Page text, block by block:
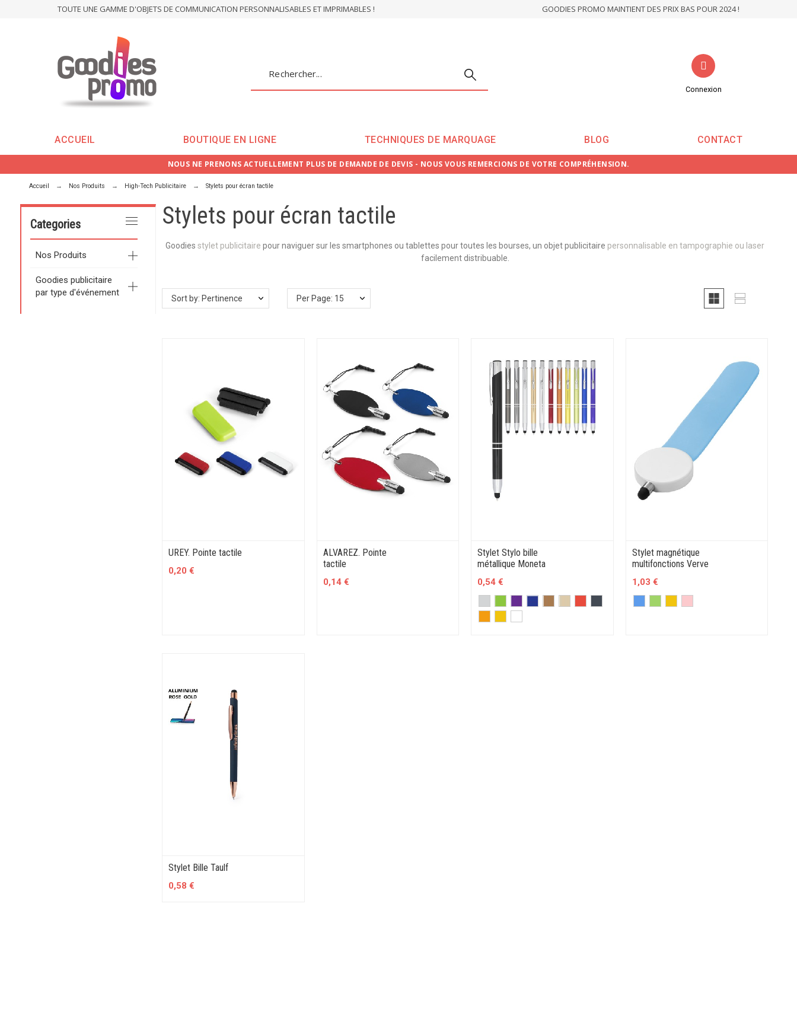
TOUTE UNE GAMME D'OBJETS DE COMMUNICATION PERSONNALISABLES ET IMPRIMABLES ! GOODIES PROMO MAINTIENT DES PRIX BAS POUR 2024 !
Connexion
ACCUEIL BOUTIQUE EN LIGNE TECHNIQUES DE MARQUAGE BLOG CONTACT
NOUS NE PRENONS ACTUELLEMENT PLUS DE DEMANDE DE DEVIS - NOUS VOUS REMERCIONS DE VOTRE COMPRÉHENSION.
Accueil Nos Produits High-Tech Publicitaire Stylets pour écran tactile
Categories
Nos Produits
Goodies publicitaire
par type d'événement
Stylets pour écran tactile
Goodiesstylet publicitaire pour naviguer sur les smartphones ou tablettes pour toutes les bourses, un objet publicitaire personnalisable en tampographie ou laser
facilement distribuable.
Sort by: Pertinence Per Page: 15
UREY. Pointe tactile
0,20 €
ALVAREZ. Pointe
tactile
0,14 €
Stylet Stylo bille
métallique Moneta
0,54 €
Stylet magnétique
multifonctions Verve
1,03 €
Stylet Bille Taulf
0,58 €